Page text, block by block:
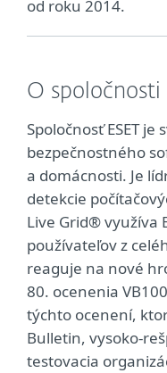
od roku 2014.
O spoločnosti
Spoločnosť ESET
bezpečnostného
a domácnosti. Je
detekcie
Live Grid® využíva
používateľov z
reaguje na nové
80. ocenenia
týchto ocenení,
Bulletin, vysoko-
testovacia